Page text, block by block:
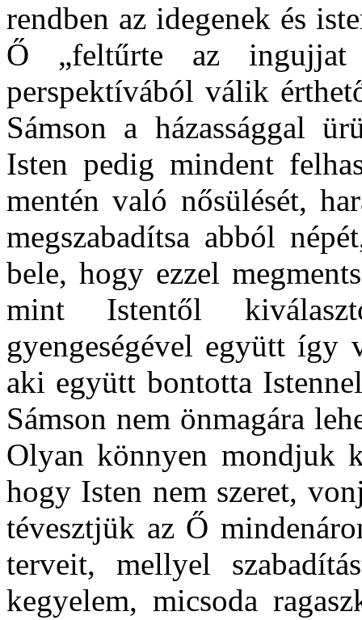
rendben az idegenek és
Ő „feltűrte az ingujjat
perspektívából válik
Sámson a házassággal
Isten pedig mindent
mentén való nősülését,
megszabadítsa abból
bele, hogy ezzel
mint Istentől
gyengeségével együtt így
aki együtt bontotta
Sámson nem önmagára
Olyan könnyen mondjuk
hogy Isten nem szeret,
tévesztjük az Ő
terveit, mellyel
kegyelem, micsoda